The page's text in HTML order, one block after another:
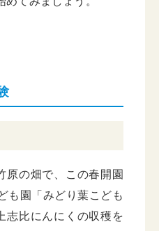
の畑で、この春開園
も園「みどり葉こども
志比にんにくの収穫を